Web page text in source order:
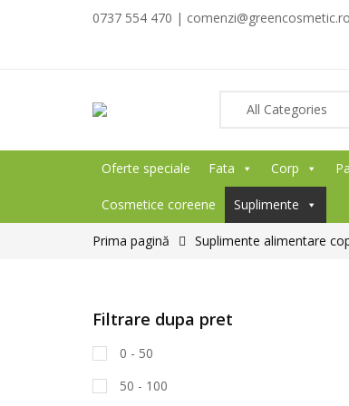
0737 554 470 |
Oferte speciale Fata Corp
Cosmetice coreene Suplimente
Prima pagină Suplimente alimentare
Filtrare dupa pret
0 - 50
50 - 100